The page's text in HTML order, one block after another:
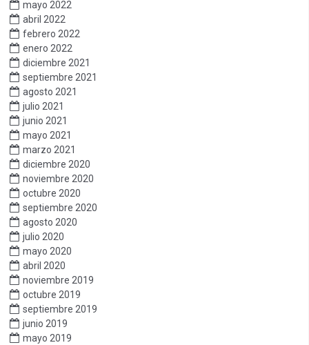
mayo 2022
abril 2022
febrero 2022
enero 2022
diciembre 2021
septiembre 2021
agosto 2021
julio 2021
junio 2021
mayo 2021
marzo 2021
diciembre 2020
noviembre 2020
octubre 2020
septiembre 2020
agosto 2020
julio 2020
mayo 2020
abril 2020
noviembre 2019
octubre 2019
septiembre 2019
junio 2019
mayo 2019